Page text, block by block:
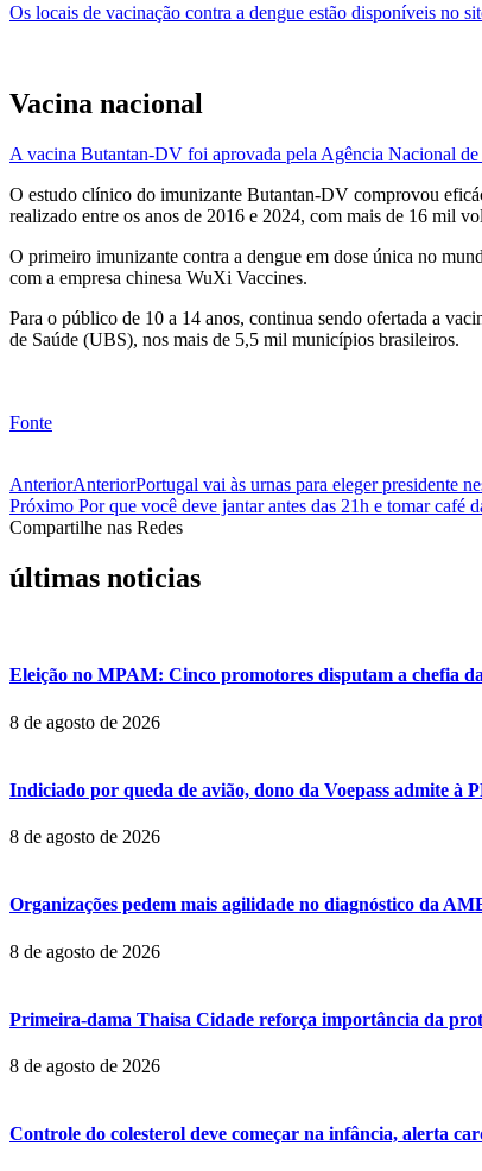
Os locais de vacinação contra a dengue estão disponíveis no
Vacina nacional
A vacina Butantan-DV foi aprovada pela Agência Nacional
O estudo clínico do imunizante Butantan-DV comprovou
realizado entre os anos de 2016 e 2024, com mais de 16 mil
O primeiro imunizante contra a dengue em dose única no
com a empresa chinesa WuXi Vaccines.
Para o público de 10 a 14 anos, continua sendo ofertada a
de Saúde (UBS), nos mais de 5,5 mil municípios brasileiros.
Fonte
AnteriorAnteriorPortugal vai às urnas para eleger presidente
Próximo Por que você deve jantar antes das 21h e tomar café
Compartilhe nas Redes
últimas noticias
Eleição no MPAM: Cinco promotores disputam a chefia
8 de agosto de 2026
Indiciado por queda de avião, dono da Voepass admite à
8 de agosto de 2026
Organizações pedem mais agilidade no diagnóstico da
8 de agosto de 2026
Primeira-dama Thaisa Cidade reforça importância da
8 de agosto de 2026
Controle do colesterol deve começar na infância, alerta